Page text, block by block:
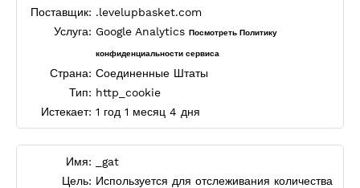
Поставщик: .levelupbasket.com
Услуга: Google Analytics Посмотреть Политику
конфиденциальности сервиса
Страна: Соединенные Штаты
Тип: http_cookie
Истекает: 1 год 1 месяц 4 дня
Имя:
_gat
Цель: Используется для отслеживания количества